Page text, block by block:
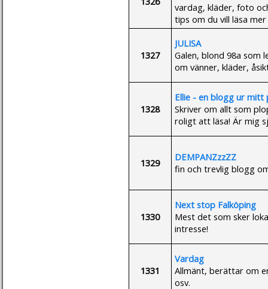
vardag, kläder, foto
tips om du vill läsa
1327
JULISA
Galen, blond 98a som
om vänner, kläder,
1328
Ellie - en blogg ur mitt
Skriver om allt som
roligt att läsa! Är mig
1329
DEMPANZzzZZ
fin och trevlig blogg
1330
Next stop Falköping
Mest det som sker
intresse!
1331
Vardag
Allmänt, berättar om
osv.